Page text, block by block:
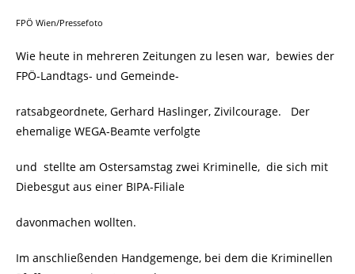
FPÖ Wien/Pressefoto
Wie heute in mehreren Zeitungen zu lesen war, bewies der
FPÖ-Landtags- und Gemeinde-
ratsabgeordnete, Gerhard Haslinger, Zivilcourage. Der
ehemalige WEGA-Beamte verfolgte
und stellte am Ostersamstag zwei Kriminelle, die sich mit
Diebesgut aus einer BIPA-Filiale
davonmachen wollten.
Im anschließenden Handgemenge, bei dem die Kriminellen